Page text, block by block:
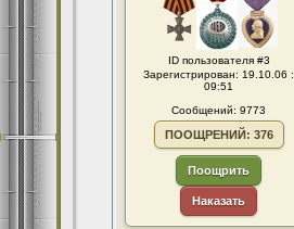
ID пользователя #3
Зарегистрирован: 19.10.06 :
09:51
Сообщений: 9773
ПООЩРЕНИЙ: 376
Поощрить
Наказать